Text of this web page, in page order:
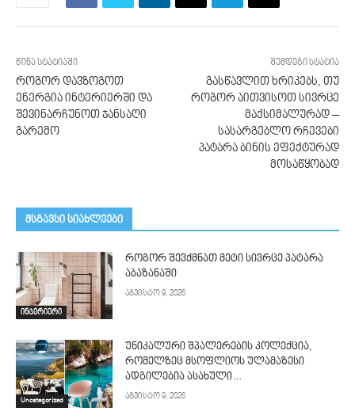
წინა სტატიაში
როგორ დავზოგოთ
ენერგია ინტერიერში და
შევინარჩუნოთ ჯანსაღი
გარემო
შემდეგი სტატია
გასწავლით ხრიკებს, თუ
როგორ აითვისოთ სივრცე
მაქსიმალურად –
სასარგებლო რჩევები
პატარა ბინის ეფექტურად
მოსაწყობად
მსგავსი სიახლეები
ინტერიერი
როგორ შევქმნათ მეტი სივრცე პატარა
აბაზანაში
აგვისტო 9, 2026
Uncategorized
უნიკალური შპალერების კოლექცია,
რომელზეც მსოფლიოს ულამაზესი
ადგილებია ასახული…
აგვისტო 9, 2026